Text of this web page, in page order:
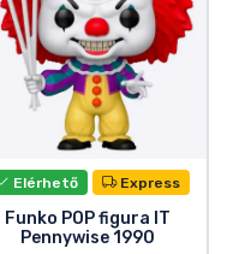
Elérhető Express
Funko POP figura IT
Pennywise 1990